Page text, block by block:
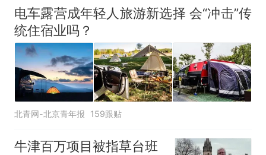
电车露营成年轻人旅游新选择 会“冲击”传
统住宿业吗？
北青网-北京青年报 159跟贴
牛津百万项目被指草台班